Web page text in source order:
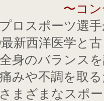
〜コ
ロスポーツ選手
新西洋医学と
身のバランスを
みや不調を取る
まざまなスポー